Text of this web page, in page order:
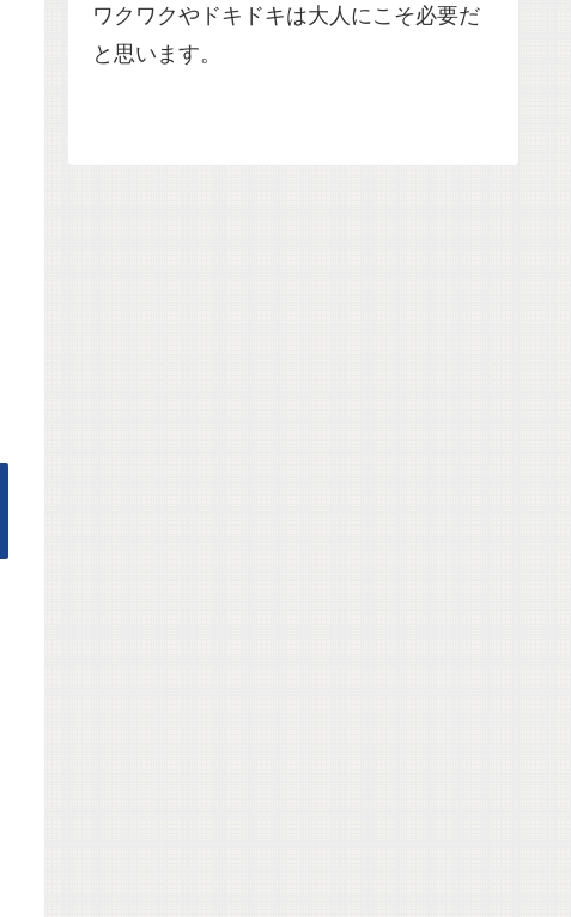
ワクワクやドキドキは大人にこそ必要だ
と思います。